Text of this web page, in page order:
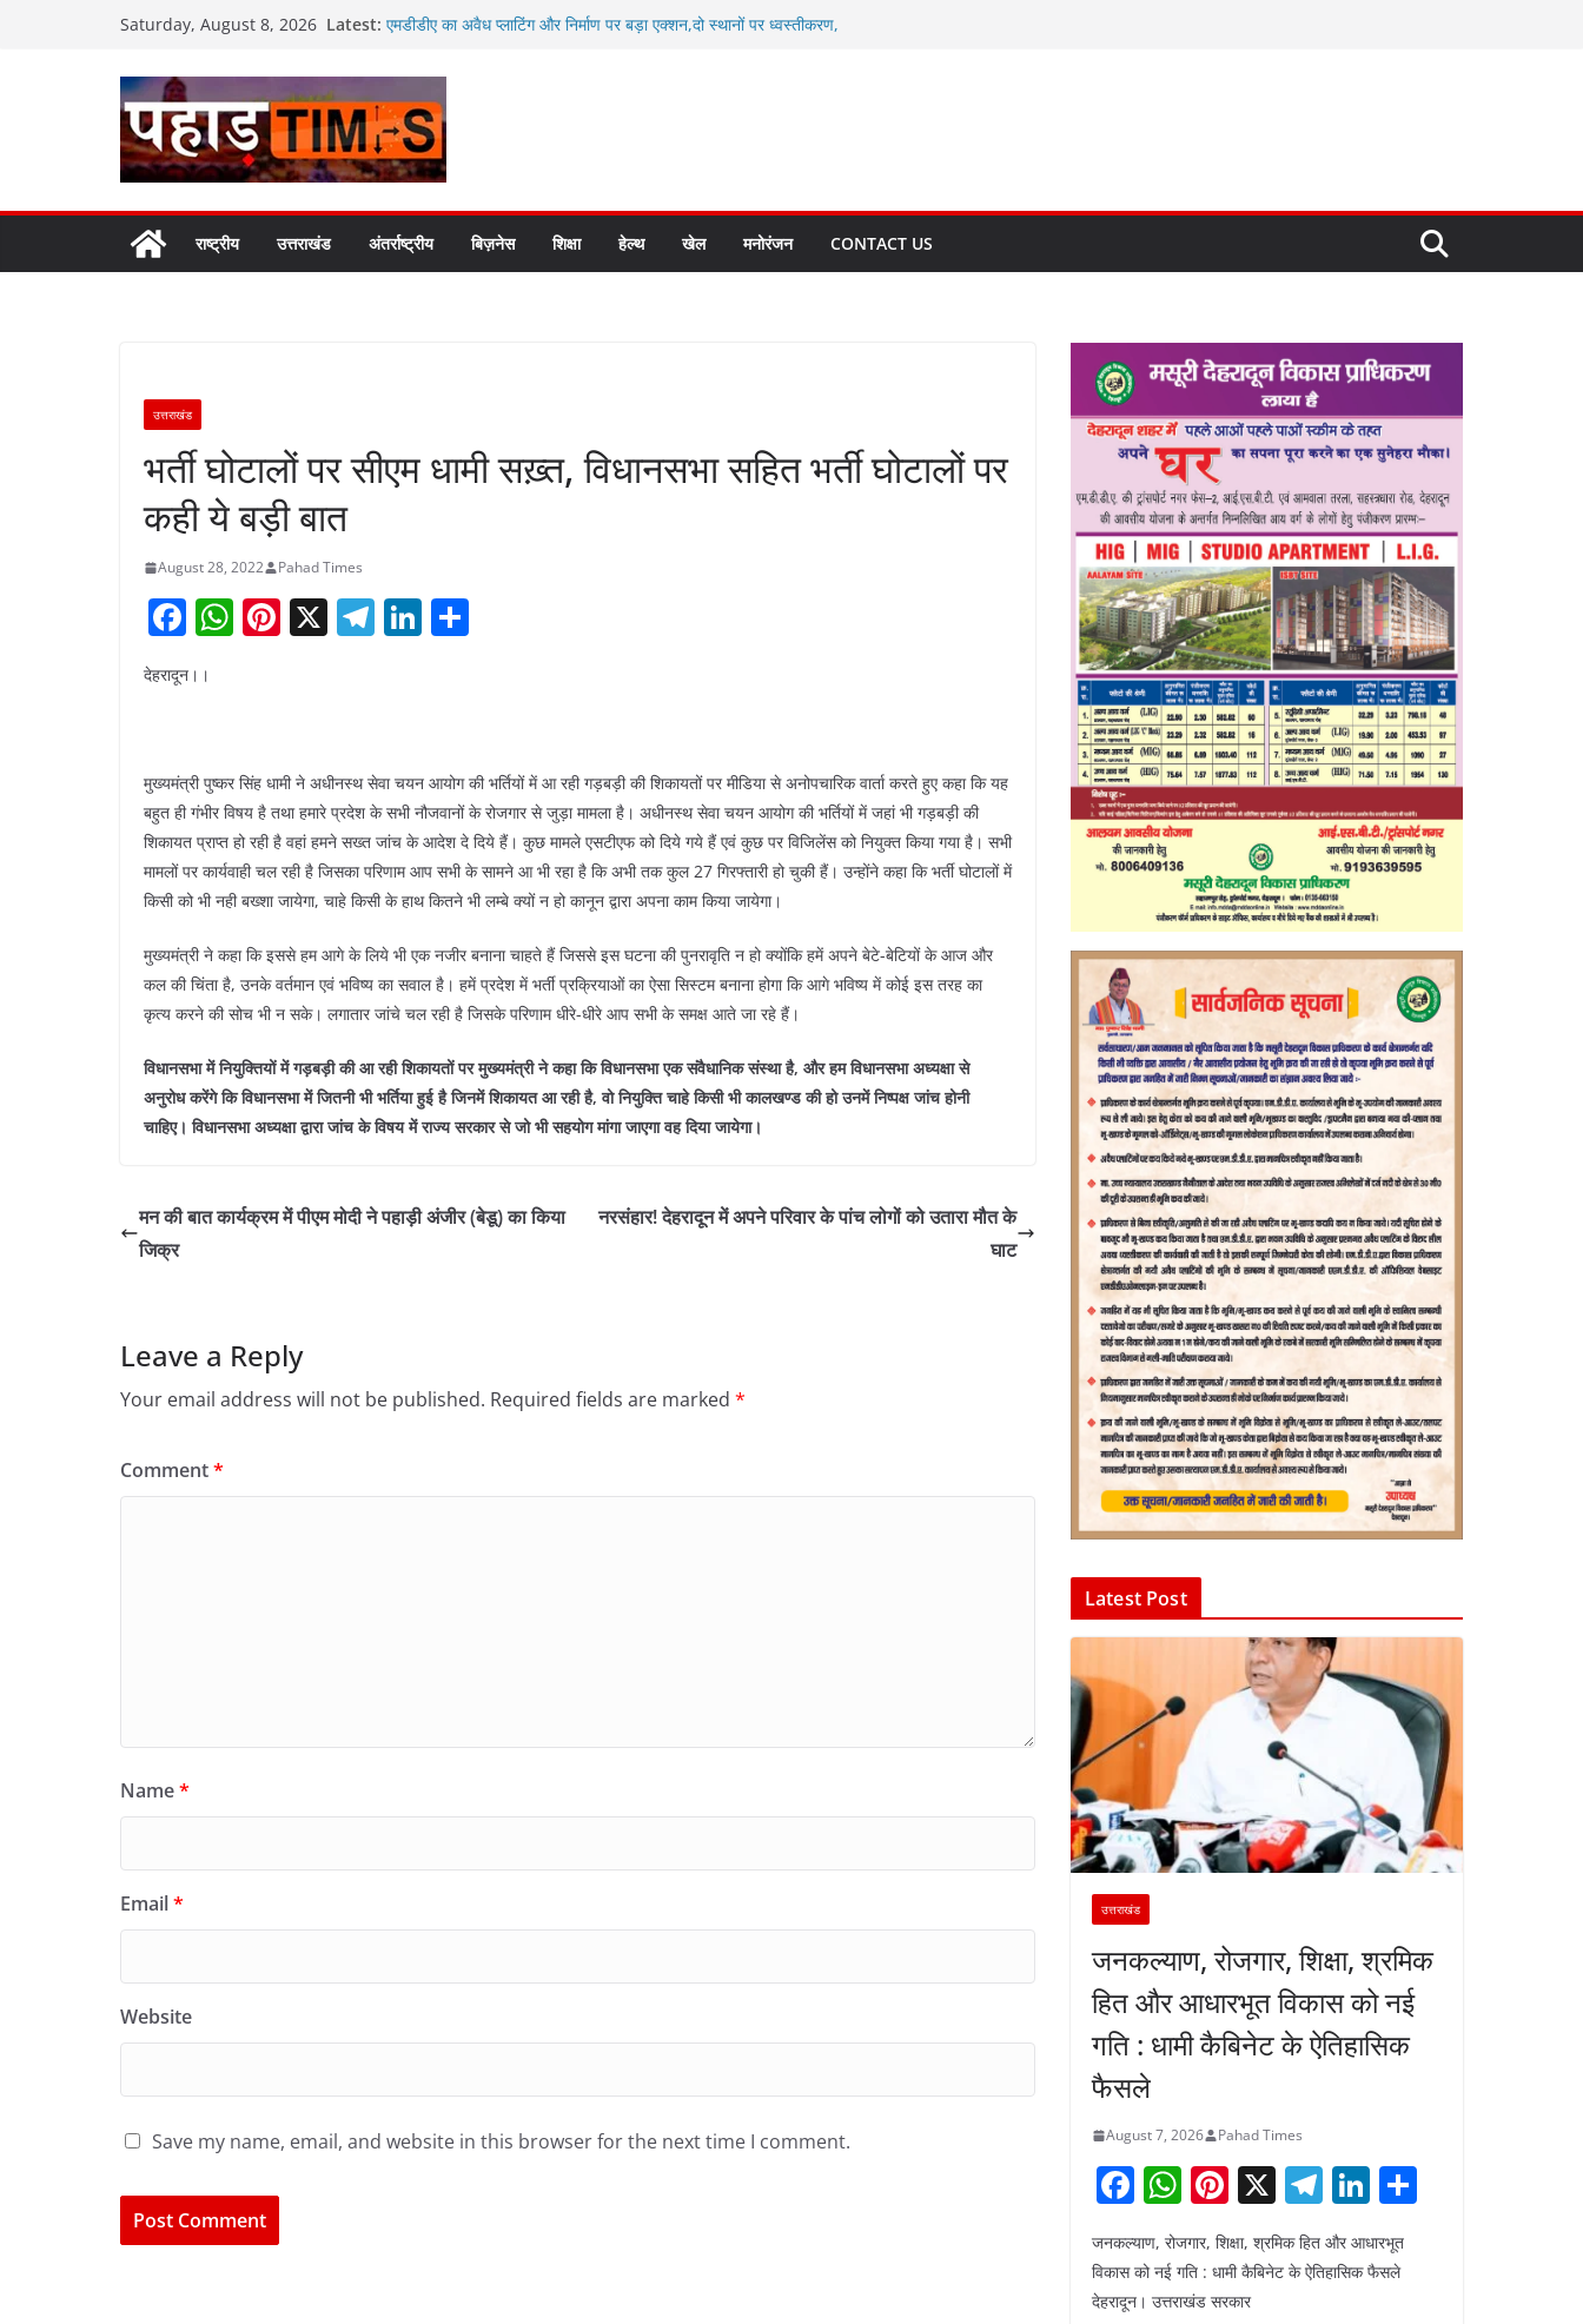
Saturday, August 8, 2026 Latest: एमडीडीए का अवैध प्लाटिंग और निर्माण पर बड़ा एक्शन,दो स्थानों पर ध्वस्तीकरण,
‘वोकल फॉर लोकल’ और ‘लोकल टू ग्लोबल’ के संकल्प को आगे बढ़ा रही उत्तराखंड
सरकार
कॉमनवेल्थ गेम्स 2026 के उत्तराखंड के पदक विजेताओं और प्रशिक्षकों को
मुख्यमंत्री धामी ने किया सम्मानित
मुख्यमंत्री धामी ने उत्तराखंड क्रीड़ा विश्वविद्यालय गौलापार के निर्माण कार्यों की
समीक्षा की
राष्ट्रीय उत्तराखंड अंतर्राष्ट्रीय बिज़नेस शिक्षा हेल्थ खेल मनोरंजन CONTACT US
उत्तराखंड
भर्ती घोटालों पर सीएम धामी सख़्त, विधानसभा सहित भर्ती घोटालों पर
कही ये बड़ी बात
August 28, 2022 Pahad Times
F
c
b
o
o
k
W
A
p
p
Pi
st
X T
a
m
Li
dI
n
देहरादून।।
मुख्यमंत्री पुष्कर सिंह धामी ने अधीनस्थ सेवा चयन आयोग की भर्तियों में आ रही गड़बड़ी की शिकायतों पर मीडिया से अनोपचारिक वार्ता करते हुए कहा कि यह
बहुत ही गंभीर विषय है तथा हमारे प्रदेश के सभी नौजवानों के रोजगार से जुड़ा मामला है। अधीनस्थ सेवा चयन आयोग की भर्तियों में जहां भी गड़बड़ी की
शिकायत प्राप्त हो रही है वहां हमने सख्त जांच के आदेश दे दिये हैं। कुछ मामले एसटीएफ को दिये गये हैं एवं कुछ पर विजिलेंस को नियुक्त किया गया है। सभी
मामलों पर कार्यवाही चल रही है जिसका परिणाम आप सभी के सामने आ भी रहा है कि अभी तक कुल 27 गिरफ्तारी हो चुकी हैं। उन्होंने कहा कि भर्ती घोटालों में
किसी को भी नही बख्शा जायेगा, चाहे किसी के हाथ कितने भी लम्बे क्यों न हो कानून द्वारा अपना काम किया जायेगा।
मुख्यमंत्री ने कहा कि इससे हम आगे के लिये भी एक नजीर बनाना चाहते हैं जिससे इस घटना की पुनरावृति न हो क्योंकि हमें अपने बेटे-बेटियों के आज और
कल की चिंता है, उनके वर्तमान एवं भविष्य का सवाल है। हमें प्रदेश में भर्ती प्रक्रियाओं का ऐसा सिस्टम बनाना होगा कि आगे भविष्य में कोई इस तरह का
कृत्य करने की सोच भी न सके। लगातार जांचे चल रही है जिसके परिणाम धीरे-धीरे आप सभी के समक्ष आते जा रहे हैं।
विधानसभा में नियुक्तियों में गड़बड़ी की आ रही शिकायतों पर मुख्यमंत्री ने कहा कि विधानसभा एक संवैधानिक संस्था है, और हम विधानसभा अध्यक्षा से
अनुरोध करेंगे कि विधानसभा में जितनी भी भर्तिया हुई है जिनमें शिकायत आ रही है, वो नियुक्ति चाहे किसी भी कालखण्ड की हो उनमें निष्पक्ष जांच होनी
चाहिए। विधानसभा अध्यक्षा द्वारा जांच के विषय में राज्य सरकार से जो भी सहयोग मांगा जाएगा वह दिया जायेगा।
मन की बात कार्यक्रम में पीएम मोदी ने पहाड़ी अंजीर (बेडू) का किया
जिक्र
नरसंहार! देहरादून में अपने परिवार के पांच लोगों को उतारा मौत के
घाट
Leave a Reply
Your email address will not be published. Required fields are marked *
Comment*
Name*
Email*
Website
Save my name, email, and website in this browser for the next time I comment.
Latest Post
उत्तराखंड
जनकल्याण, रोजगार, शिक्षा, श्रमिक
हित और आधारभूत विकास को नई
गति : धामी कैबिनेट के ऐतिहासिक
फैसले
August 7, 2026 Pahad Times
F
c
e
W
at
s
Pi
er
e
X T
el
e
Li
k
जनकल्याण, रोजगार, शिक्षा, श्रमिक हित और आधारभूत
विकास को नई गति : धामी कैबिनेट के ऐतिहासिक फैसले
देहरादून। उत्तराखंड सरकार